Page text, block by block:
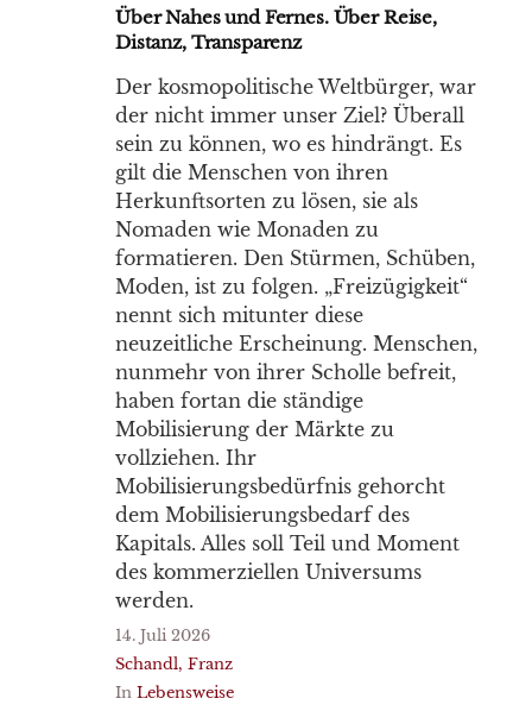
Über Nahes und Fernes. Über Reise,
Distanz, Transparenz
Der kosmopolitische Weltbürger, war
der nicht immer unser Ziel? Überall
sein zu können, wo es hindrängt. Es
gilt die Menschen von ihren
Herkunftsorten zu lösen, sie als
Nomaden wie Monaden zu
formatieren. Den Stürmen, Schüben,
Moden, ist zu folgen. „Freizügigkeit“
nennt sich mitunter diese
neuzeitliche Erscheinung. Menschen,
nunmehr von ihrer Scholle befreit,
haben fortan die ständige
Mobilisierung der Märkte zu
vollziehen. Ihr
Mobilisierungsbedürfnis gehorcht
dem Mobilisierungsbedarf des
Kapitals. Alles soll Teil und Moment
des kommerziellen Universums
werden.
14. Juli 2026
Schandl, Franz
In Lebensweise